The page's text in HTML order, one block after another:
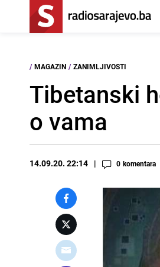
/ MAGAZIN / ZANIMLJIVOSTI
Tibetanski
o vama
14.09.20. 22:14 0 komentara